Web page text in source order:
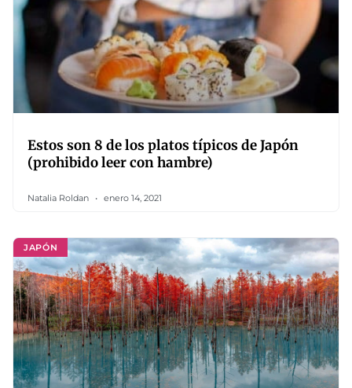
Estos son 8 de los platos típicos de Japón
(prohibido leer con hambre)
Natalia Roldan enero 14, 2021
JAPÓN